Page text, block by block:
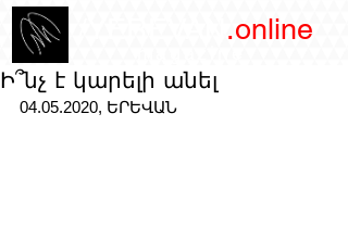
.online
Ի՞նչ է կարելի անել
04.05.2020, ԵՐԵՎԱՆ